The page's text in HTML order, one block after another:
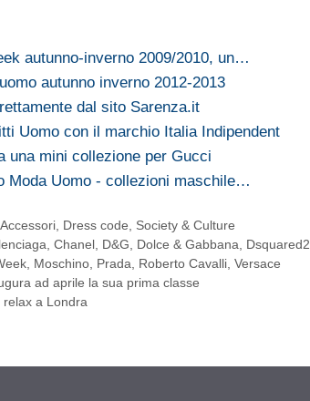
autunno-inverno 2009/2010, un…
autunno inverno 2012-2013
dal sito Sarenza.it
Uomo con il marchio Italia Indipendent
una mini collezione per Gucci
Moda Uomo - collezioni maschile…
,Accessori Dress code
Society & Culture
,Chanel D&G Dolce & Gabbana Dsquared2
Moschino Prada Roberto Cavalli Versace
ad aprile la sua prima classe
a Londra